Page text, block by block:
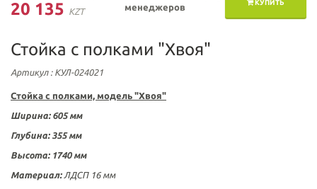
20 135 KZT
КУПИТЬ
менеджеров
Стойка с полками "Хвоя"
Артикул: КУЛ-024021
Стойка с полками, модель "Хвоя"
Ширина: 605 мм
Глубина: 355 мм
Высота: 1740 мм
Материал:ЛДСП 16 мм